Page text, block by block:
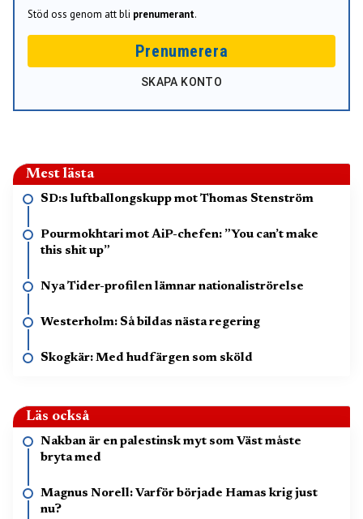
Stöd oss genom att bli prenumerant.
Prenumerera
SKAPA KONTO
Mest lästa
SD:s luftballongskupp mot Thomas Stenström
Pourmokhtari mot AiP-chefen: ”You can’t make
this shit up”
Nya Tider-profilen lämnar nationaliströrelse
Westerholm: Så bildas nästa regering
Skogkär: Med hudfärgen som sköld
Läs också
Nakban är en palestinsk myt som Väst måste
bryta med
Magnus Norell: Varför började Hamas krig just
nu?